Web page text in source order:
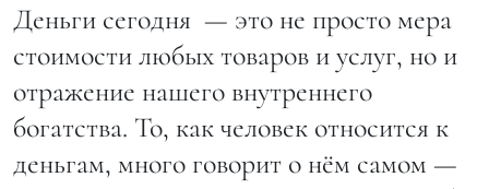
Деньги сегодня — это не просто мера
стоимости любых товаров и услуг, но и
отражение нашего внутреннего
богатства. То, как человек относится к
деньгам, много говорит о нём самом —